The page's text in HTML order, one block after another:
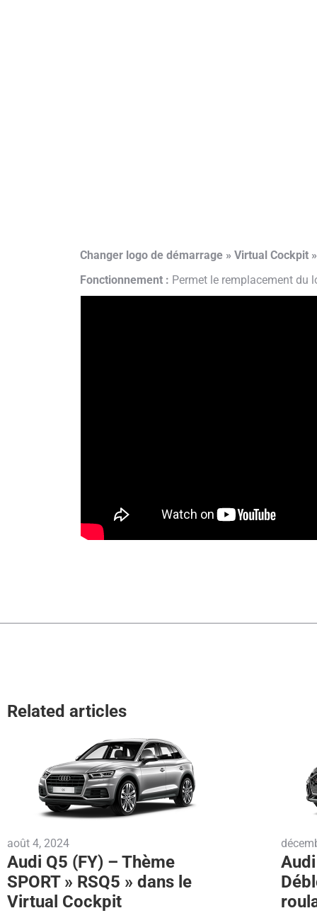
Changer logo de démarrage » Virtual Cockpit
Fonctionnement : Permet le remplacement du
Related articles
août 4, 2024
Audi Q5 (FY) – Thème
SPORT » RSQ5 » dans le
Virtual Cockpit